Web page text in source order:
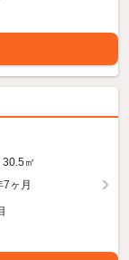
30.5㎡
7ヶ月